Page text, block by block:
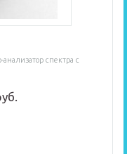
спектра с